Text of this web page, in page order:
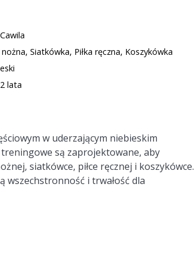
Cawila
nożna, Siatkówka, Piłka ręczna, Koszykówka
2 lata
w uderzającym niebieskim
są zaprojektowane, aby
siatkówce, piłce ręcznej i koszykówce.
i trwałość dla